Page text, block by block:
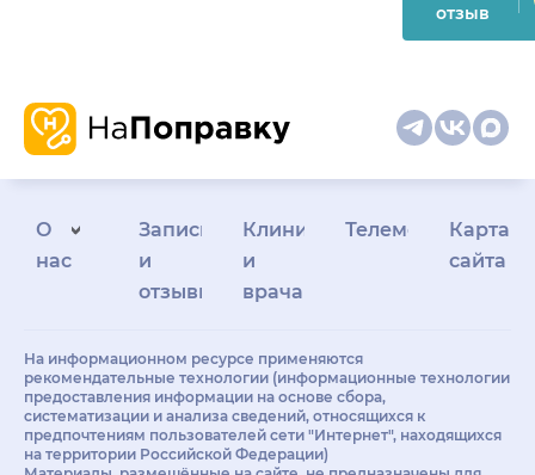
отзыв
О
нас
Запись
и
отзывы
Клиникам
и
врачам
Телемедицина
Карта
сайта
На информационном ресурсе применяются
рекомендательные технологии (информационные технологии
предоставления информации на основе сбора,
систематизации и анализа сведений, относящихся к
предпочтениям пользователей сети "Интернет", находящихся
на территории Российской Федерации)